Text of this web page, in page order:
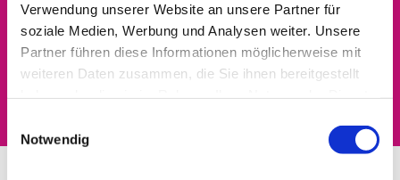
Verwendung unserer Website an unsere Partner für
soziale Medien, Werbung und Analysen weiter. Unsere
Partner führen diese Informationen möglicherweise mit
weiteren Daten zusammen, die Sie ihnen bereitgestellt
Notwendig
Dies könnte Sie auch
interessieren